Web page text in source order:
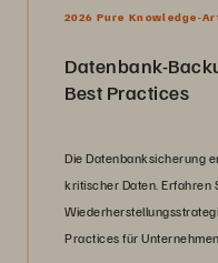
2026 Pure Knowledge-
Datenbank-
Best Practices
Die Datenbanksicherung
kritischer Daten. Erfahren
Practices für